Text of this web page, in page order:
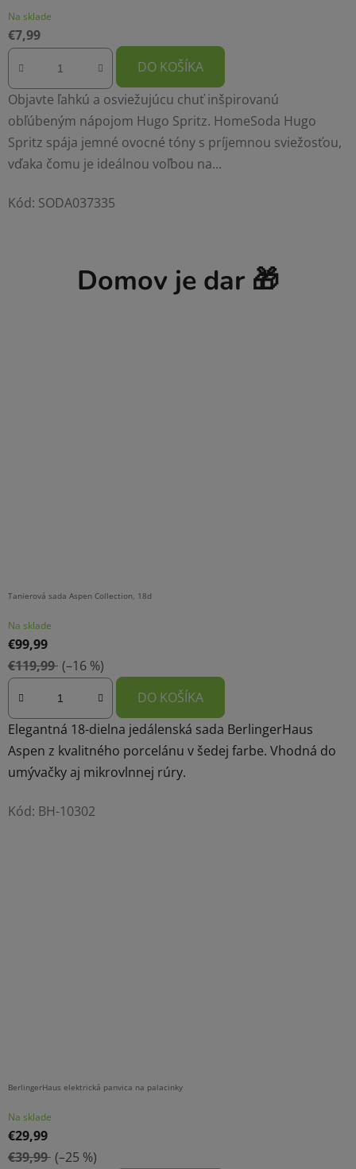
Na sklade
€7,99
DO KOŠÍKA
Objavte ľahkú a osviežujúcu chuť inšpirovanú
obľúbeným nápojom Hugo Spritz. HomeSoda Hugo
Spritz spája jemné ovocné tóny s príjemnou sviežosťou,
vďaka čomu je ideálnou voľbou na...
Kód: SODA037335
Domov je dar 🎁
Tanierová sada Aspen Collection, 18d
Na sklade
€99,99
€119,99 (–16 %)
DO KOŠÍKA
Elegantná 18-dielna jedálenská sada BerlingerHaus
Aspen z kvalitného porcelánu v šedej farbe. Vhodná do
umývačky aj mikrovlnnej rúry.
Kód: BH-10302
BerlingerHaus elektrická panvica na palacinky
Na sklade
€29,99
€39,99 (–25 %)